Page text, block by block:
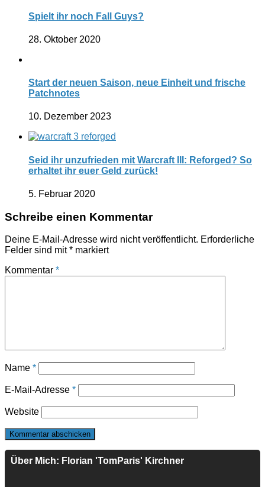
Spielt ihr noch Fall Guys?
28. Oktober 2020
Start der neuen Saison, neue Einheit und frische
Patchnotes
10. Dezember 2023
Seid ihr unzufrieden mit Warcraft III: Reforged? So
erhaltet ihr euer Geld zurück!
5. Februar 2020
Schreibe einen Kommentar
Deine E-Mail-Adresse wird nicht veröffentlicht. Erforderliche
Felder sind mit* markiert
Kommentar *
Name *
E-Mail-Adresse *
Website
Über Mich: Florian 'TomParis' Kirchner